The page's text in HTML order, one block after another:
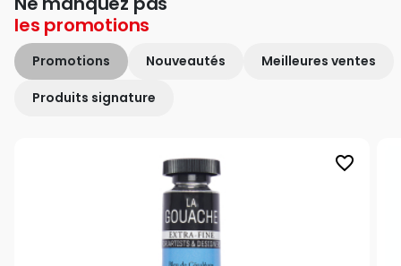
les promotions
Promotions Nouveautés Meilleures ventes
Produits signature
favorite_border